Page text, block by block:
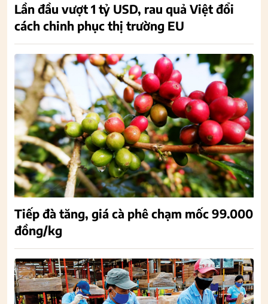
Lần đầu vượt 1 tỷ USD, rau quả Việt đổi
cách chinh phục thị trường EU
Tiếp đà tăng, giá cà phê chạm mốc 99.000
đồng/kg